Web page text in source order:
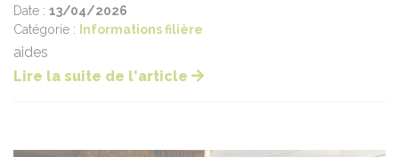
Date : 13/04/2026
Catégorie : Informations filière
aides
Lire la suite de l'article